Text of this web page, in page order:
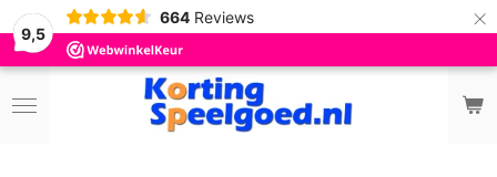
9,5
664 Reviews ×